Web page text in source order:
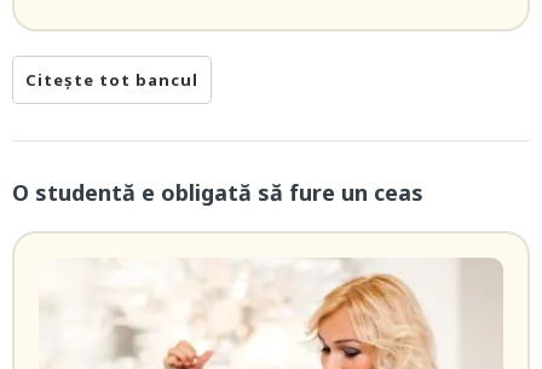
Citește tot bancul
O studentă e obligată să fure un ceas